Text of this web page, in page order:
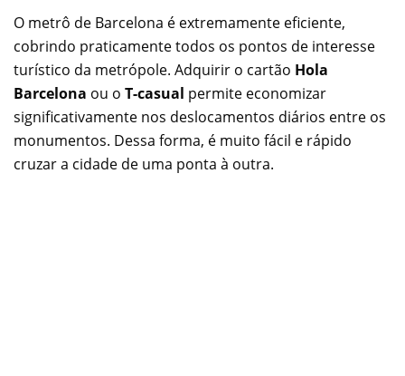
O metrô de Barcelona é extremamente eficiente,
cobrindo praticamente todos os pontos de interesse
turístico da metrópole. Adquirir o cartão Hola
Barcelona ou o T-casual permite economizar
significativamente nos deslocamentos diários entre os
monumentos. Dessa forma, é muito fácil e rápido
cruzar a cidade de uma ponta à outra.